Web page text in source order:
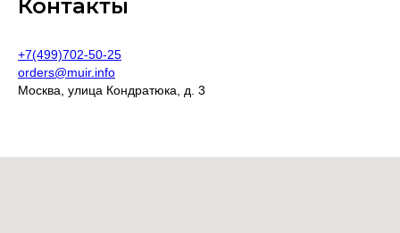
Контакты
+7(499)702-50-25
orders@muir.info
Москва, улица Кондратюка, д. 3